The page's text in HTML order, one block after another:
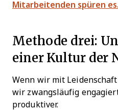
Mitarbeitenden spüren es.
Methode drei:
einer Kultur der
Wenn wir mit
wir zwangsläufig
produktiver.